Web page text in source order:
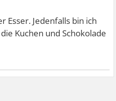
Esser. Jedenfalls bin ich
Kuchen und Schokolade